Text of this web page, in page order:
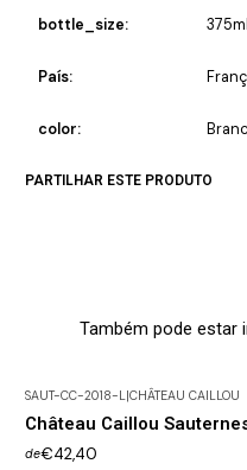
bottle_size: 375ml
País:
color:
PARTILHAR ESTE PRODUTO
Também pode estar
SAUT-CC-2018-L |CHÂTEAU CAILLOU
Château Caillou
de€42,40